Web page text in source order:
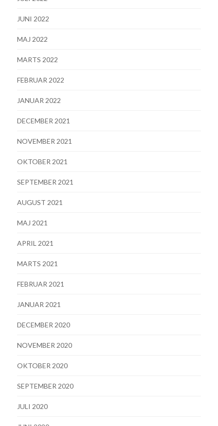
JUNI 2022
MAJ 2022
MARTS 2022
FEBRUAR 2022
JANUAR 2022
DECEMBER 2021
NOVEMBER 2021
OKTOBER 2021
SEPTEMBER 2021
AUGUST 2021
MAJ 2021
APRIL 2021
MARTS 2021
FEBRUAR 2021
JANUAR 2021
DECEMBER 2020
NOVEMBER 2020
OKTOBER 2020
SEPTEMBER 2020
JULI 2020